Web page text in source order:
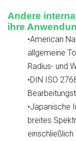
Andere
ihre
•American
allgemeine
Radius- und
•DIN ISO
•Japanische
breites
einschließlich